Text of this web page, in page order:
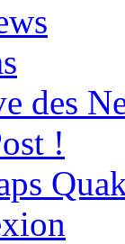
des
!